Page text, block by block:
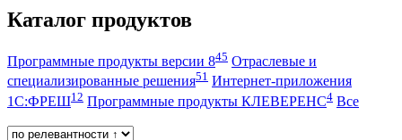
Каталог продуктов
Программные продукты версии 845 Отраслевые и
специализированные решения51 Интернет-приложения
1С:ФРЕШ12 Программные продукты КЛЕВЕРЕНС4 Все